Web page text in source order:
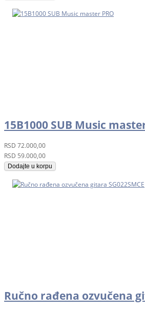
15B1000 SUB Music
RSD 72.000,00
RSD 59.000,00
Dodajte u korpu
Ručno rađena ozvučena